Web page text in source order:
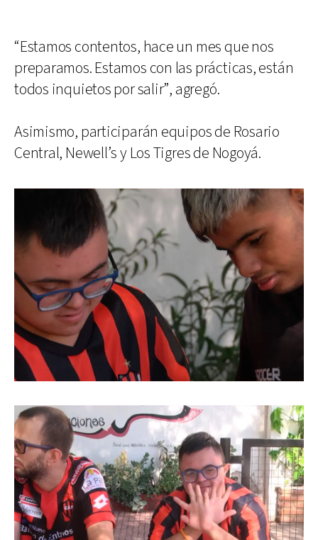
“Estamos contentos, hace un mes que nos
preparamos. Estamos con las prácticas, están
todos inquietos por salir”, agregó.
Asimismo, participarán equipos de Rosario
Central, Newell’s y Los Tigres de Nogoyá.